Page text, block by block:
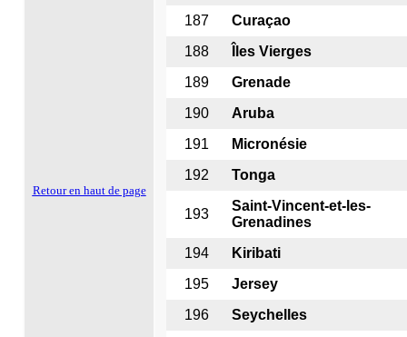
Retour en haut de page
187
Curaçao
188
Îles Vierges
189
Grenade
190
Aruba
191
Micronésie
192
Tonga
193
Saint-Vincent-et-les-
Grenadines
194
Kiribati
195
Jersey
196
Seychelles